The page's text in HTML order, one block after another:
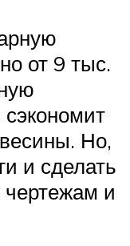
от 9 тыс.
Но,
и сделать
чертежам и